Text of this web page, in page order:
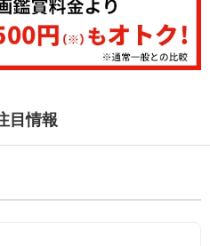
目情報